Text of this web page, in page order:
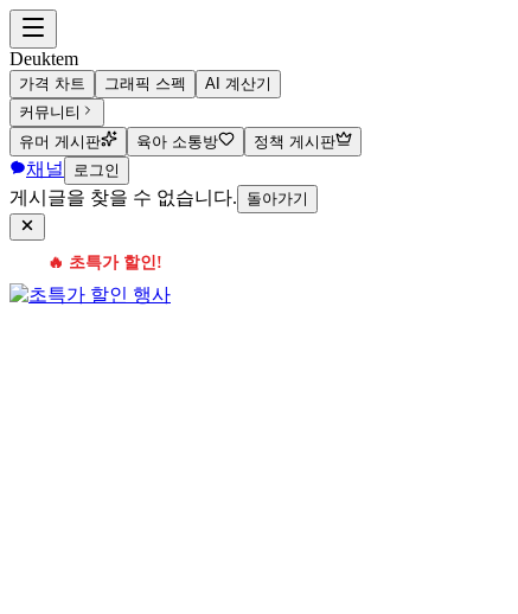
Deuktem
가격 차트 그래픽 스펙
AI 계산기
커뮤니티
유머 게시판
육아 소통방 정책 게시판
채널 로그인
게시글을 찾을 수 없습니다. 돌아가기
🔥 초특가 할인!